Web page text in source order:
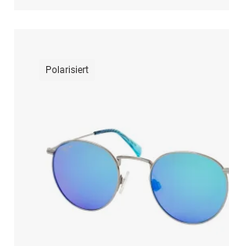
Polarisiert